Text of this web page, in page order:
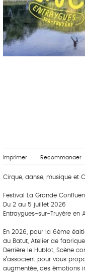
Imprimer Recommander
Cirque, danse, musique et
Festival La Grande
Du 2 au 5 juillet 2026
Entraygues-sur-Truyère en
En 2026, pour la 6ème
du Batut, Atelier de
Derrière le Hublot, Scène
s’associent pour vous
augmentée, des émotions